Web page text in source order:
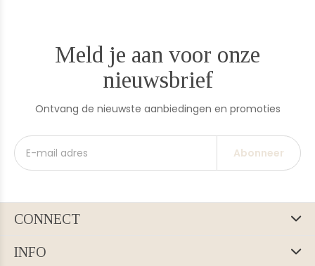
Meld je aan voor onze
nieuwsbrief
Ontvang de nieuwste aanbiedingen en promoties
Abonneer
CONNECT
INFO